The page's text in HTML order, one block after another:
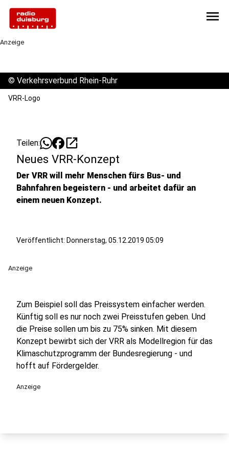
menu
Anzeige
© Verkehrsverbund Rhein-Ruhr
VRR-Logo
Teilen: open_in_new
Neues VRR-Konzept
Der VRR will mehr Menschen fürs Bus- und
Bahnfahren begeistern - und arbeitet dafür an
einem neuen Konzept.
Veröffentlicht: Donnerstag, 05.12.2019 05:09
Anzeige
Zum Beispiel soll das Preissystem einfacher werden.
Künftig soll es nur noch zwei Preisstufen geben. Und
die Preise sollen um bis zu 75% sinken. Mit diesem
Konzept bewirbt sich der VRR als Modellregion für das
Klimaschutzprogramm der Bundesregierung - und
hofft auf Fördergelder.
Anzeige